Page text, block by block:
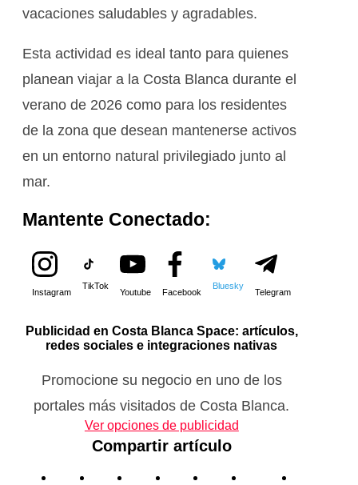
vacaciones saludables y agradables.
Esta actividad es ideal tanto para quienes
planean viajar a la Costa Blanca durante el
verano de 2026 como para los residentes
de la zona que desean mantenerse activos
en un entorno natural privilegiado junto al
mar.
Mantente Conectado:
Instagram
TikTok
Youtube Facebook
Bluesky
Telegram
Publicidad en Costa Blanca Space: artículos,
redes sociales e integraciones nativas
Promocione su negocio en uno de los
portales más visitados de Costa Blanca.
Ver opciones de publicidad
Compartir artículo